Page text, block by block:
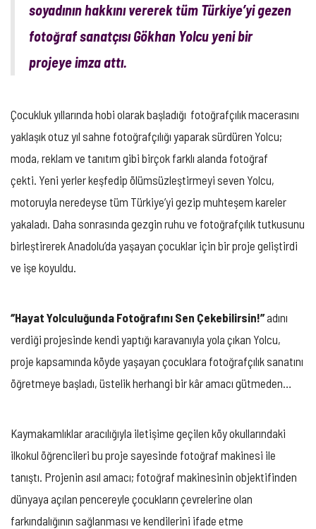
soyadının hakkını vererek tüm Türkiye’yi gezen
fotoğraf sanatçısı Gökhan Yolcu yeni bir
projeye imza attı.
Çocukluk yıllarında hobi olarak başladığı fotoğrafçılık macerasını
yaklaşık otuz yıl sahne fotoğrafçılığı yaparak sürdüren Yolcu;
moda, reklam ve tanıtım gibi birçok farklı alanda fotoğraf
çekti. Yeni yerler keşfedip ölümsüzleştirmeyi seven Yolcu,
motoruyla neredeyse tüm Türkiye’yi gezip muhteşem kareler
yakaladı. Daha sonrasında gezgin ruhu ve fotoğrafçılık tutkusunu
birleştirerek Anadolu’da yaşayan çocuklar için bir proje geliştirdi
ve işe koyuldu.
‘’Hayat Yolculuğunda Fotoğrafını Sen Çekebilirsin!’’adını
verdiği projesinde kendi yaptığı karavanıyla yola çıkan Yolcu,
proje kapsamında köyde yaşayan çocuklara fotoğrafçılık sanatını
öğretmeye başladı, üstelik herhangi bir kâr amacı gütmeden…
Kaymakamlıklar aracılığıyla iletişime geçilen köy okullarındaki
ilkokul öğrencileri bu proje sayesinde fotoğraf makinesi ile
tanıştı. Projenin asıl amacı; fotoğraf makinesinin objektifinden
dünyaya açılan pencereyle çocukların çevrelerine olan
farkındalığının sağlanması ve kendilerini ifade etme